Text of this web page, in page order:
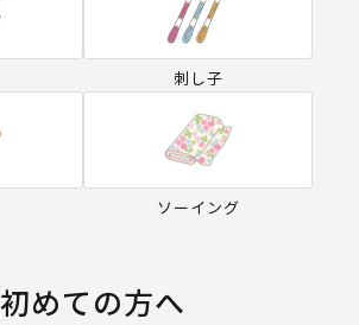
刺し子
ソーイング
初めての方へ